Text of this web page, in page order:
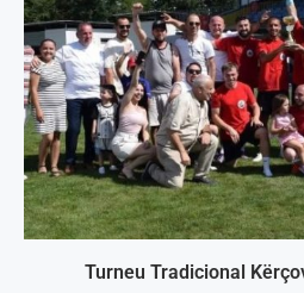
Turneu Tradicional